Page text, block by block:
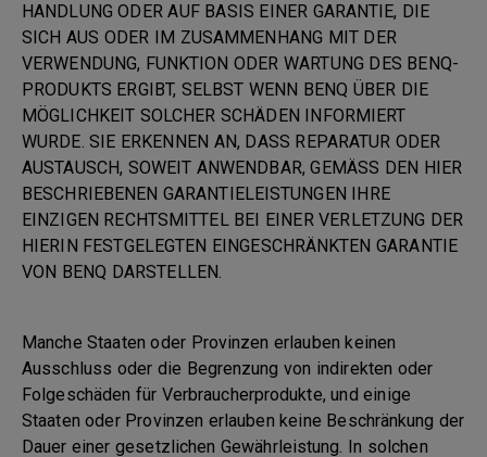
HANDLUNG ODER AUF BASIS EINER GARANTIE, DIE
SICH AUS ODER IM ZUSAMMENHANG MIT DER
VERWENDUNG, FUNKTION ODER WARTUNG DES BENQ-
PRODUKTS ERGIBT, SELBST WENN BENQ ÜBER DIE
MÖGLICHKEIT SOLCHER SCHÄDEN INFORMIERT
WURDE. SIE ERKENNEN AN, DASS REPARATUR ODER
AUSTAUSCH, SOWEIT ANWENDBAR, GEMÄSS DEN HIER
BESCHRIEBENEN GARANTIELEISTUNGEN IHRE
EINZIGEN RECHTSMITTEL BEI EINER VERLETZUNG DER
HIERIN FESTGELEGTEN EINGESCHRÄNKTEN GARANTIE
VON BENQ DARSTELLEN.
Manche Staaten oder Provinzen erlauben keinen
Ausschluss oder die Begrenzung von indirekten oder
Folgeschäden für Verbraucherprodukte, und einige
Staaten oder Provinzen erlauben keine Beschränkung der
Dauer einer gesetzlichen Gewährleistung. In solchen